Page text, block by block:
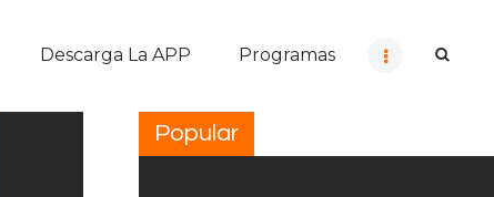
Descarga La APP Programas
Popular